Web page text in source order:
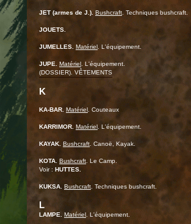
JET (armes de J.). Bushcraft . Techniques bushcraft.
JOUETS.
JUMELLES. Matériel . L'équipement.
JUPE. Matériel . L'équipement.
(DOSSIER). VÊTEMENTS
K
KA-BAR. Matériel . Couteaux
KARRIMOR. Matériel . L'équipement.
KAYAK. Bushcraft . Canoë, Kayak.
KOTA. Bushcraft . Le Camp.
Voir : HUTTES.
KUKSA. Bushcraft . Techniques bushcraft.
L
LAMPE. Matériel . L'équipement.